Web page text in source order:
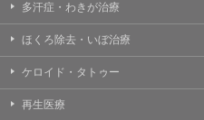
多汗症・わきが治療
ほくろ除去・いぼ治療
ケロイド・タトゥー
再生医療